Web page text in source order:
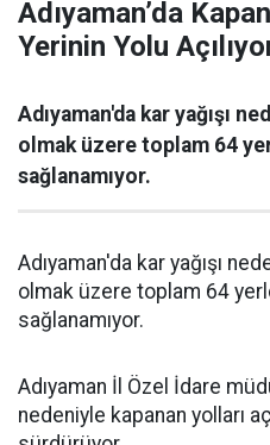
Adıyaman’da
Yerinin Yolu
Adıyaman'da kar yağışı
olmak üzere toplam 64
sağlanamıyor.
Adıyaman'da kar yağışı
olmak üzere toplam 64
sağlanamıyor.
Adıyaman İl Özel İdare
nedeniyle kapanan yolları